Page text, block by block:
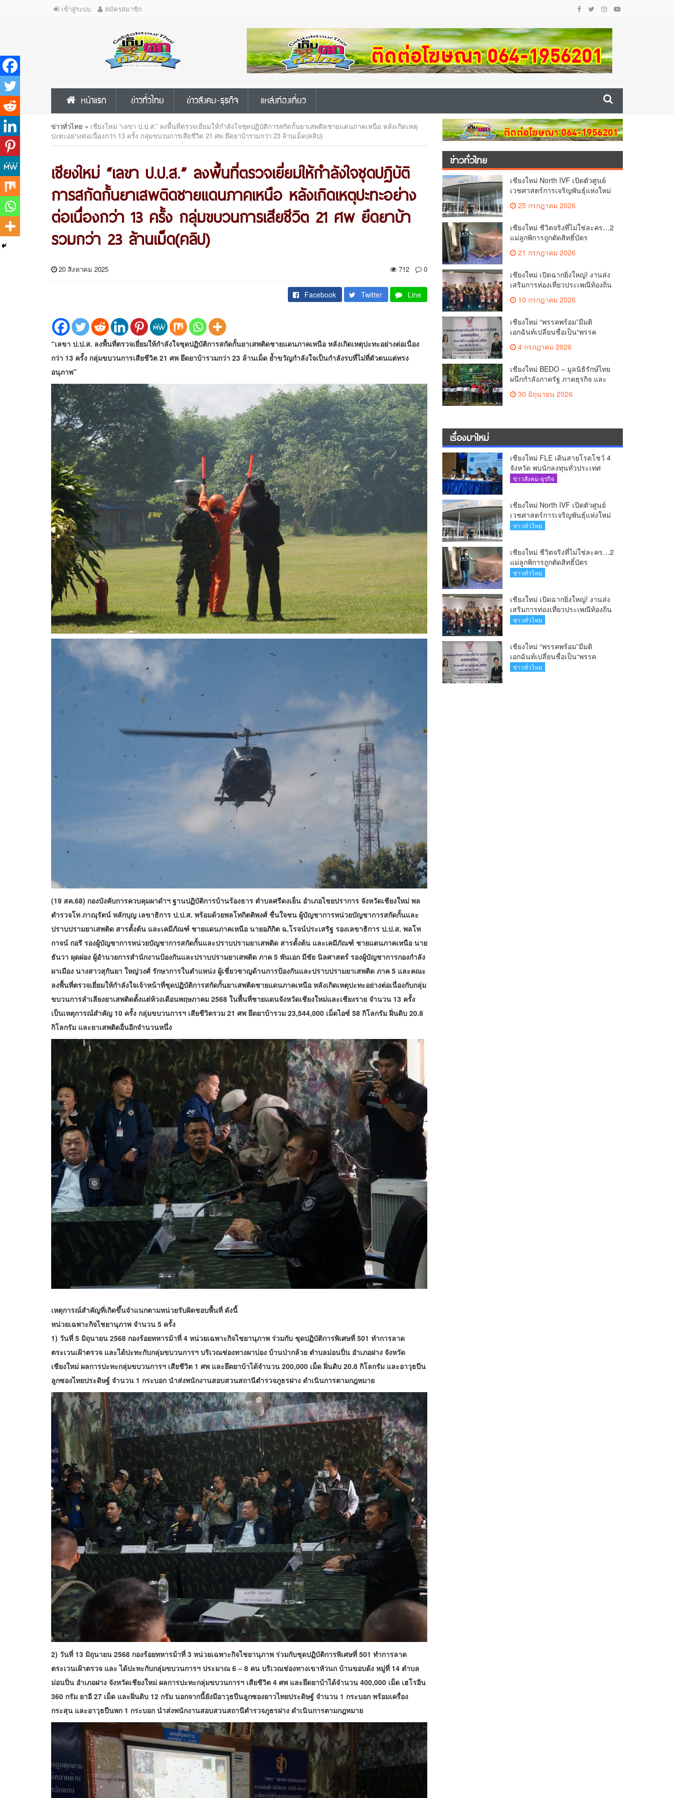
เข้าสู่ระบบ สมัครสมาชิก
หน้าแรก ข่าวทั่วไทย ข่าวสังคม-ธุรกิจ แหล่งท่องเที่ยว
ข่าวทั่วไทย » เชียงใหม่ “เลขา ป.ป.ส.” ลงพื้นที่ตรวจเยี่ยมให้กำลังใจชุดปฏิบัติการสกัดกั้นยาเสพติดชายแดนภาคเหนือ หลังเกิดเหตุ
ปะทะอย่างต่อเนื่องกว่า 13 ครั้ง กลุ่มขบวนการเสียชีวิต 21 ศพ ยึดยาบ้ารวมกว่า 23 ล้านเม็ด(คลิป)
เชียงใหม่ “เลขา ป.ป.ส.” ลงพื้นที่ตรวจเยี่ยมให้กำลังใจชุดปฏิบัติ
การสกัดกั้นยาเสพติดชายแดนภาคเหนือ หลังเกิดเหตุปะทะอย่าง
ต่อเนื่องกว่า 13 ครั้ง กลุ่มขบวนการเสียชีวิต 21 ศพ ยึดยาบ้า
รวมกว่า 23 ล้านเม็ด(คลิป)
20 สิงหาคม 2025 712 0
Facebook Twitter Line
“เลขา ป.ป.ส. ลงพื้นที่ตรวจเยี่ยมให้กำลังใจชุดปฏิบัติการสกัดกั้นยาเสพติดชายแดนภาคเหนือ หลังเกิดเหตุปะทะอย่างต่อเนื่อง
กว่า 13 ครั้ง กลุ่มขบวนการเสียชีวิต 21 ศพ ยึดยาบ้ารวมกว่า 23 ล้านเม็ด ย้ำขวัญกำลังใจเป็นกำลังรบที่ไม่ที่ตัวตนแต่ทรง
อนุภาพ”
(19 สค.68) กองบังคับการควบคุมผาดำฯ ฐานปฏิบัติการบ้านร้องธาร ตำบลศรีดงเย็น อำเภอไชยปราการ จังหวัดเชียงใหม่ พล
ตำรวจโท ภาณุรัตน์ หลักบุญ เลขาธิการ ป.ป.ส. พร้อมด้วยพลโทกิตติพงศ์ ชื่นใจชน ผู้บัญชาการหน่วยบัญชาการสกัดกั้นและ
ปราบปรามยาเสพติด สารตั้งต้น และเคมีภัณฑ์ ชายแดนภาคเหนือ นายอภิกิต ฉ.โรจน์ประเสริฐ รองเลขาธิการ ป.ป.ส. พลโท
กาจน์ กอรี รองผู้บัญชาการหน่วยบัญชาการสกัดกั้นและปราบปรามยาเสพติด สารตั้งต้น และเคมีภัณฑ์ ชายแดนภาคเหนือ นาย
ธันวา ผุดผ่อง ผู้อำนวยการสำนักงานป้องกันและปราบปรามยาเสพติด ภาค 5 พันเอก มีชัย นิลศาสตร์ รองผู้บัญชาการกองกำลัง
ผาเมือง นางสาวสุกันยา ใหญ่วงศ์ รักษาการในตำแหน่ง ผู้เชี่ยวชาญด้านการป้องกันและปราบปรามยาเสพติด ภาค 5 และคณะ
ลงพื้นที่ตรวจเยี่ยมให้กำลังใจเจ้าหน้าที่ชุดปฏิบัติการสกัดกั้นยาเสพติดชายแดนภาคเหนือ หลังเกิดเหตุปะทะอย่างต่อเนื่องกับกลุ่ม
ขบวนการลำเลียงยาเสพติดตั้งแต่ห้วงเดือนพฤษภาคม 2568 ในพื้นที่ชายแดนจังหวัดเชียงใหม่และเชียงราย จำนวน 13 ครั้ง
เป็นเหตุการณ์สำคัญ 10 ครั้ง กลุ่มขบวนการฯ เสียชีวิตรวม 21 ศพ ยึดยาบ้ารวม 23,544,000 เม็ดไอซ์ 58 กิโลกรัม ฝิ่นดิบ 20.8
กิโลกรัม และยาเสพติดอื่นอีกจำนวนหนึ่ง
เหตุการณ์สำคัญที่เกิดขึ้นจำแนกตามหน่วยรับผิดชอบพื้นที่ ดังนี้
หน่วยเฉพาะกิจไชยานุภาพ จำนวน 5 ครั้ง
1) วันที่ 5 มิถุนายน 2568 กองร้อยทหารม้าที่ 4 หน่วยเฉพาะกิจไชยานุภาพ ร่วมกับ ชุดปฏิบัติการพิเศษที่ 501 ทำการลาด
ตระเวนเฝ้าตรวจ และได้ปะทะกับกลุ่มขบวนการฯ บริเวณช่องทางผาบ่อง บ้านป่ากล้วย ตำบลม่อนปิ่น อำเภอฝาง จังหวัด
เชียงใหม่ ผลการปะทะกลุ่มขบวนการฯ เสียชีวิต 1 ศพ และยึดยาบ้าได้จำนวน 200,000 เม็ด ฝิ่นดิบ 20.8 กิโลกรัม และอาวุธปืน
ลูกซองไทยประดิษฐ์ จำนวน 1 กระบอก นำส่งพนักงานสอบสวนสถานีตำรวจภูธรฝาง ดำเนินการตามกฎหมาย
2) วันที่ 13 มิถุนายน 2568 กองร้อยทหารม้าที่ 3 หน่วยเฉพาะกิจไชยานุภาพ ร่วมกับชุดปฏิบัติการพิเศษที่ 501 ทำการลาด
ตระเวนเฝ้าตรวจ และ ได้ปะทะกับกลุ่มขบวนการฯ ประมาณ 6 – 8 คน บริเวณช่องทางเขาหัวนก บ้านขอบด้ง หมู่ที่ 14 ตำบล
ม่อนปิ่น อำเภอฝาง จังหวัดเชียงใหม่ ผลการปะทะกลุ่มขบวนการฯ เสียชีวิต 4 ศพ และยึดยาบ้าได้จำนวน 400,000 เม็ด เฮโรอีน
360 กรัม ยาอี 27 เม็ด และฝิ่นดิบ 12 กรัม นอกจากนี้ยังมีอาวุธปืนลูกซองยาวไทยประดิษฐ์ จำนวน 1 กระบอก พร้อมเครื่อง
กระสุน และอาวุธปืนพก 1 กระบอก นำส่งพนักงานสอบสวนสถานีตำรวจภูธรฝาง ดำเนินการตามกฎหมาย
ข่าวทั่วไทย
เชียงใหม่ North IVF เปิดตัวศูนย์
เวชศาสตร์การเจริญพันธุ์แห่งใหม่
ยกระดับเชียงใหม่สู่ ศูนย์กลางการ
รักษาผู้มีบุตรยากของภูมิภาค(คลิป)
25 กรกฎาคม 2026
เชียงใหม่ ชีวิตจริงที่ไม่ใช่ละคร…2
แม่ลูกพิการถูกตัดสิทธิ์บัตร
สวัสดิการฯ วอนรัฐทบทวนเกณฑ์
ช่วยคนจน(คลิป)
21 กรกฎาคม 2026
เชียงใหม่ เปิดฉากยิ่งใหญ่! งานส่ง
เสริมการท่องเที่ยวประเพณีท้องถิ่น
วิถีชาติพันธุ์ล้านนา(คลิป)
10 กรกฎาคม 2026
เชียงใหม่ “พรรคพร้อม”มีมติ
เอกฉันท์เปลี่ยนชื่อเป็น“พรรค
ศรัทธา”ดึง“มาร์ค พิตบูล”นำทัพ
กรรมการบริหารชุดใหม่(คลิป)
4 กรกฎาคม 2026
เชียงใหม่ BEDO – มูลนิธิรักษ์ไทย
ผนึกกำลังภาครัฐ ภาคธุรกิจ และ
ชุมชน เปิดเวที “Nature Positive”
เสริมพลังชุมชนผู้พิทักษ์ป่าต้นน้ำ
30 มิถุนายน 2026
เรื่องมาใหม่
เชียงใหม่ FLE เดินสายโรดโชว์ 4
จังหวัด พบนักลงทุนทั่วประเทศ
ตอกย้ำศักยภาพผู้นำธุรกิจระบบน้ำ
ข่าวสังคม-ธุรกิจ
เชียงใหม่ North IVF เปิดตัวศูนย์
เวชศาสตร์การเจริญพันธุ์แห่งใหม่
ยกระดับเชียงใหม่สู่ ศูนย์กลางการ
ข่าวทั่วไทย
เชียงใหม่ ชีวิตจริงที่ไม่ใช่ละคร…2
แม่ลูกพิการถูกตัดสิทธิ์บัตร
สวัสดิการฯ วอนรัฐทบทวนเกณฑ์
ข่าวทั่วไทย
เชียงใหม่ เปิดฉากยิ่งใหญ่! งานส่ง
เสริมการท่องเที่ยวประเพณีท้องถิ่น
วิถีชาติพันธุ์ล้านนา(คลิป)
ข่าวทั่วไทย
เชียงใหม่ “พรรคพร้อม”มีมติ
เอกฉันท์เปลี่ยนชื่อเป็น“พรรค
ศรัทธา”ดึง“มาร์ค พิตบูล”นำทัพ
ข่าวทั่วไทย